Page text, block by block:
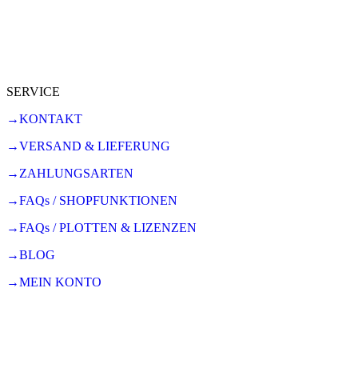
SERVICE
→KONTAKT
→VERSAND & LIEFERUNG
→ZAHLUNGSARTEN
→FAQs / SHOPFUNKTIONEN
→FAQs / PLOTTEN & LIZENZEN
→BLOG
→MEIN KONTO